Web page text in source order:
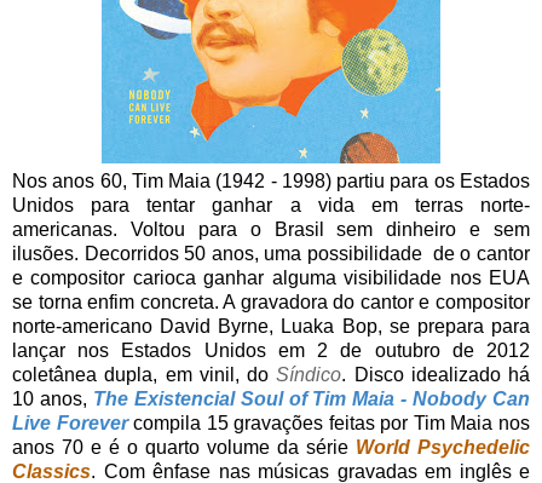
Nos anos 60, Tim Maia (1942 - 1998) partiu para os Estados
Unidos para tentar ganhar a vida em terras norte-
americanas. Voltou para o Brasil sem dinheiro e sem
ilusões. Decorridos 50 anos, uma possibilidade de o cantor
e compositor carioca ganhar alguma visibilidade nos EUA
se torna enfim concreta. A gravadora do cantor e compositor
norte-americano David Byrne, Luaka Bop, se prepara para
lançar nos Estados Unidos em 2 de outubro de 2012
coletânea dupla, em vinil, doSíndico. Disco idealizado há
10 anos, The Existencial Soul of Tim Maia - Nobody Can
Live Forever compila 15 gravações feitas por Tim Maia nos
anos 70 e é o quarto volume da série World Psychedelic
Classics. Com ênfase nas músicas gravadas em inglês e